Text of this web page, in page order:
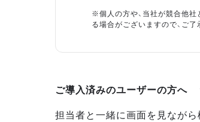
※個人の方や、当社が競合他
る場合がございますので、ご了
ご導入済みのユーザーの方へ
担当者と一緒に画面を見ながら